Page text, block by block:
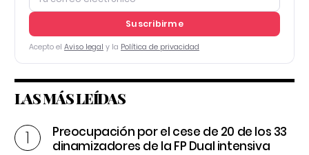
Suscribirme
Acepto el Aviso legal y la Política de privacidad
LAS MÁS LEÍDAS
Preocupación por el cese de 20 de los 33
dinamizadores de la FP Dual intensiva